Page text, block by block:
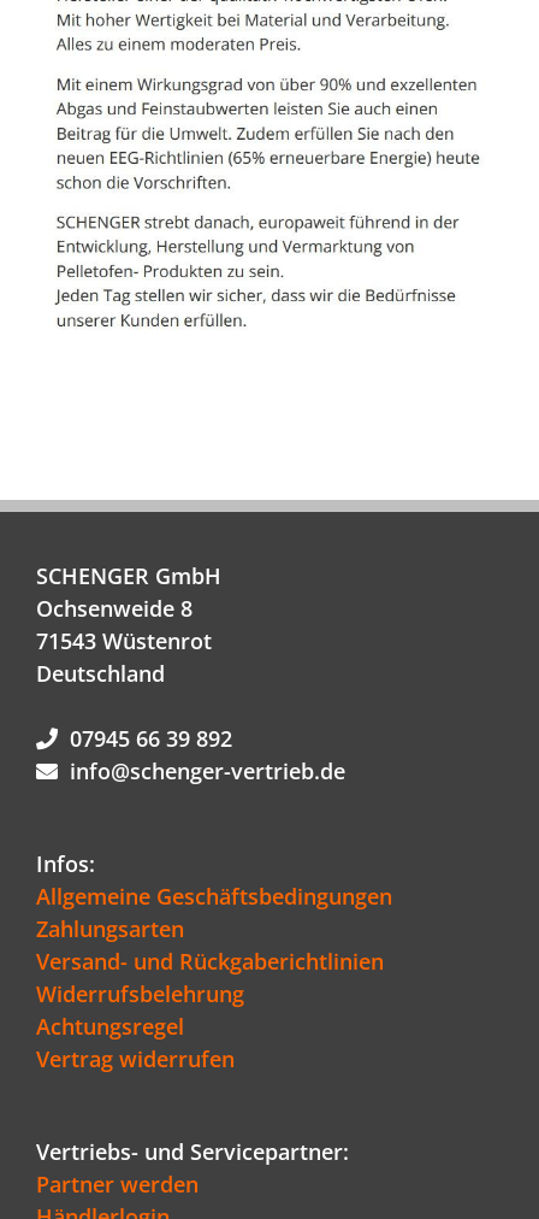
SCHENGER GmbH
Ochsenweide 8
71543 Wüstenrot
Deutschland
07945 66 39 892
info@schenger-vertrieb.de
Infos:
Allgemeine Geschäftsbedingungen
Zahlungsarten
Versand- und Rückgaberichtlinien
Widerrufsbelehrung
Achtungsregel
Vertrag widerrufen
Vertriebs- und Servicepartner:
Partner werden